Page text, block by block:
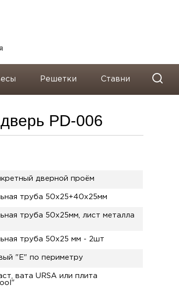
Решетки Ставни
PD-006
дверной проём
труба 50х25+40х25мм
труба 50х25мм, лист металла
труба 50х25 мм - 2шт
"Е" по периметру
вата URSA или плита